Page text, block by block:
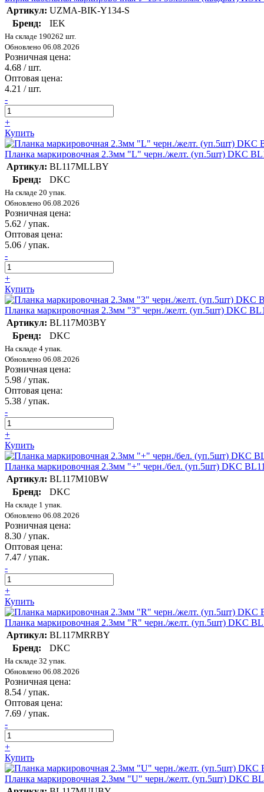
Артикул: UZMA-BIK-Y134-S
Бренд:
IEK
На складе 190262 шт.
Обновлено 06.08.2026
Розничная цена:
4.68 / шт.
Оптовая цена:
4.21 / шт.
-
+
Купить
Планка маркировочная 2.3мм "L" черн./желт. (уп.5шт) DKC
Артикул: BL117MLLBY
Бренд:
DKC
На складе 20 упак.
Обновлено 06.08.2026
Розничная цена:
5.62 / упак.
Оптовая цена:
5.06 / упак.
-
+
Купить
Планка маркировочная 2.3мм "3" черн./желт. (уп.5шт) DKC
Артикул: BL117M03BY
Бренд:
DKC
На складе 4 упак.
Обновлено 06.08.2026
Розничная цена:
5.98 / упак.
Оптовая цена:
5.38 / упак.
-
+
Купить
Планка маркировочная 2.3мм "+" черн./бел. (уп.5шт) DKC
Артикул: BL117M10BW
Бренд:
DKC
На складе 1 упак.
Обновлено 06.08.2026
Розничная цена:
8.30 / упак.
Оптовая цена:
7.47 / упак.
-
+
Купить
Планка маркировочная 2.3мм "R" черн./желт. (уп.5шт) DKC
Артикул: BL117MRRBY
Бренд:
DKC
На складе 32 упак.
Обновлено 06.08.2026
Розничная цена:
8.54 / упак.
Оптовая цена:
7.69 / упак.
-
+
Купить
Планка маркировочная 2.3мм "U" черн./желт. (уп.5шт) DKC